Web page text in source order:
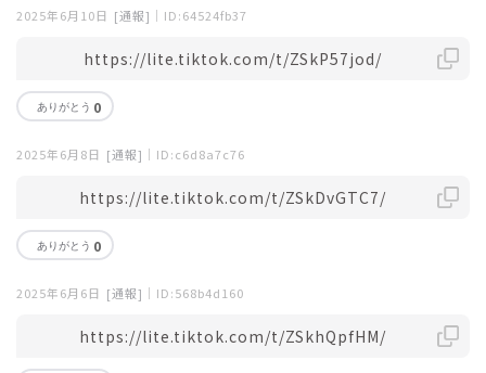
2025年6月10日 [通報] ｜ID:64524fb37
https://lite.tiktok.com/t/ZSkP57jod/
0
2025年6月8日 [通報] ｜ID:c6d8a7c76
https://lite.tiktok.com/t/ZSkDvGTC7/
0
2025年6月6日 [通報] ｜ID:568b4d160
https://lite.tiktok.com/t/ZSkhQpfHM/